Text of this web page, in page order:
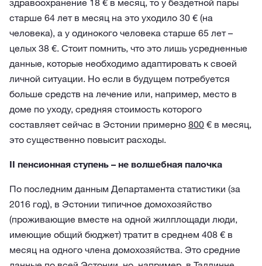
здравоохранение 18 € в месяц, то у бездетной пары
старше 64 лет в месяц на это уходило 30 € (на
человека), а у одинокого человека старше 65 лет –
целых 38 €. Стоит помнить, что это лишь усредненные
данные, которые необходимо адаптировать к своей
личной ситуации. Но если в будущем потребуется
больше средств на лечение или, например, место в
доме по уходу, средняя стоимость которого
составляет сейчас в Эстонии примерно 800 € в месяц,
это существенно повысит расходы.
II пенсионная ступень – не волшебная палочка
По последним данным Департамента статистики (за
2016 год), в Эстонии типичное домохозяйство
(проживающие вместе на одной жилплощади люди,
имеющие общий бюджет) тратит в среднем 408 € в
месяц на одного члена домохозяйства. Это средние